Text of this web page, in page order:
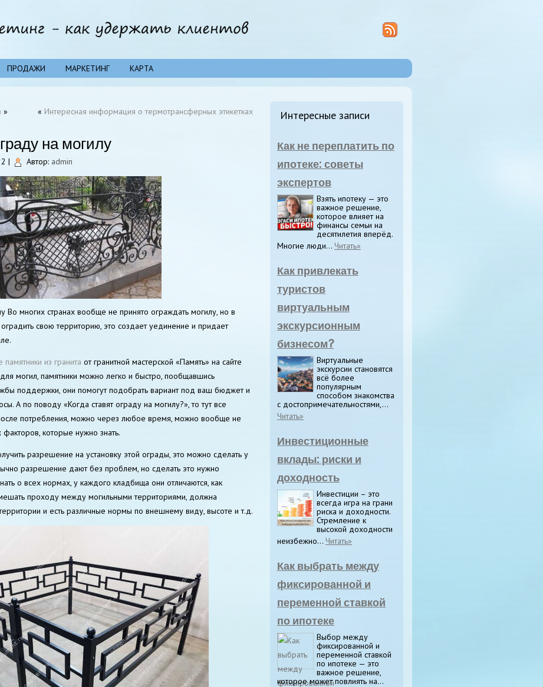
ПРОДАЖИ МАРКЕТИНГ КАРТА
» « Интересная информация о термотрансферных этикетках
на могилу
| Автор: admin
Во многих странах вообще не принято ограждать могилу, но в
свою территорию, это создает уединение и придает
памятники из гранита от гранитной мастерской «Память» на сайте
могил, памятники можно легко и быстро, пообщавшись
поддержки, они помогут подобрать вариант под ваш бюджет и
А по поводу «Когда ставят ограду на могилу?», то тут все
потребления, можно через любое время, можно вообще не
факторов, которые нужно знать.
разрешение на установку этой ограды, это можно сделать у
разрешение дают без проблем, но сделать это нужно
о всех нормах, у каждого кладбища они отличаются, как
проходу между могильными территориями, должна
и есть различные нормы по внешнему виду, высоте и т.д.
Интересные записи
Как не переплатить по
ипотеке: советы
экспертов
Взять ипотеку — это
важное решение,
которое влияет на
финансы семьи на
десятилетия вперёд.
Многие люди... Читать»
Как привлекать
туристов
виртуальным
экскурсионным
бизнесом?
Виртуальные
экскурсии становятся
всё более
популярным
способом знакомства
с достопримечательностями,...
Читать»
Инвестиционные
вклады: риски и
доходность
Инвестиции – это
всегда игра на грани
риска и доходности.
Стремление к
высокой доходности
неизбежно... Читать»
Как выбрать между
фиксированной и
переменной ставкой
по ипотеке
Выбор между
фиксированной и
переменной ставкой
по ипотеке — это
важное решение,
которое может повлиять на...